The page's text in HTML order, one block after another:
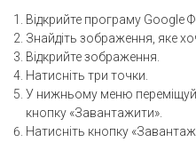
Відкрийте програму Google
Знайдіть зображення, яке
Відкрийте зображення.
Натисніть три точки.
У нижньому меню
кнопку «Завантажити».
Натисніть кнопку